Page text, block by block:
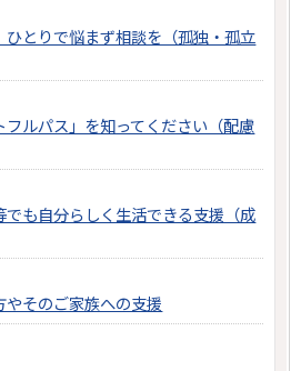
ひとりで悩まず相談を（孤独・孤立
フルパス」を知ってください（配慮
も自分らしく生活できる支援（成
やそのご家族への支援